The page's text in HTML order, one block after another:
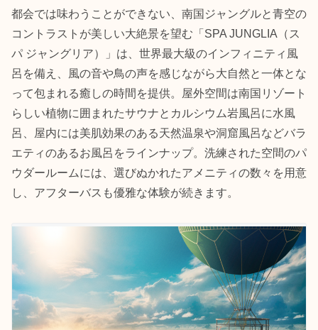
都会では味わうことができない、南国ジャングルと青空の
コントラストが美しい大絶景を望む「SPA JUNGLIA（ス
パ ジャングリア）」は、世界最大級のインフィニティ風
呂を備え、風の音や鳥の声を感じながら大自然と一体とな
って包まれる癒しの時間を提供。屋外空間は南国リゾート
らしい植物に囲まれたサウナとカルシウム岩風呂に水風
呂、屋内には美肌効果のある天然温泉や洞窟風呂などバラ
エティのあるお風呂をラインナップ。洗練された空間のパ
ウダールームには、選びぬかれたアメニティの数々を用意
し、アフターバスも優雅な体験が続きます。